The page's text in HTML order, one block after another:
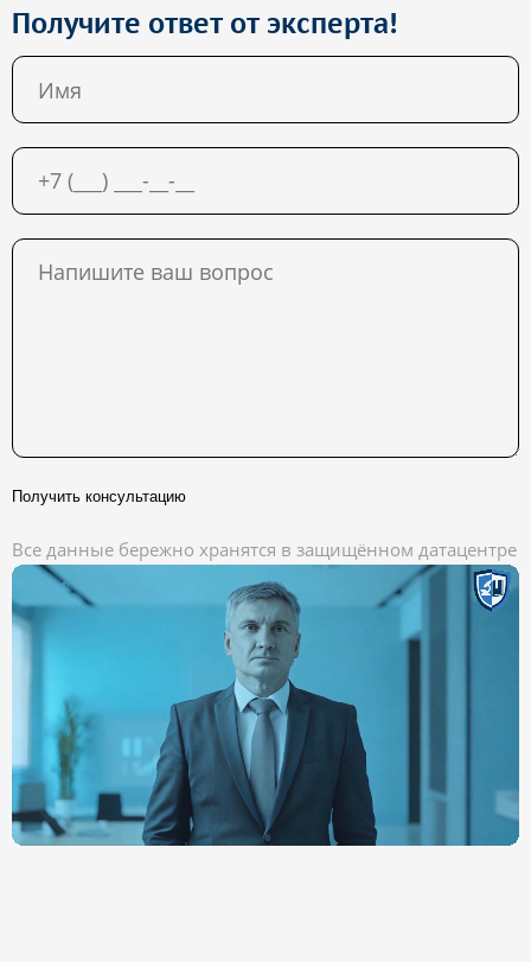
Получите ответ от эксперта!
Получить консультацию
Все данные бережно хранятся в защищённом датацентре